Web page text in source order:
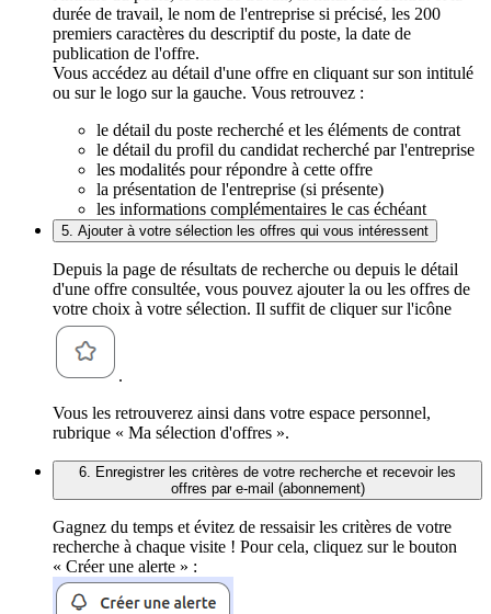
durée de travail, le nom de l'entreprise si précisé, les 200
premiers caractères du descriptif du poste, la date de
publication de l'offre.
Vous accédez au détail d'une offre en cliquant sur son intitulé
ou sur le logo sur la gauche. Vous retrouvez :
le détail du poste recherché et les éléments de contrat
le détail du profil du candidat recherché par l'entreprise
les modalités pour répondre à cette offre
la présentation de l'entreprise (si présente)
les informations complémentaires le cas échéant
5. Ajouter à votre sélection les offres qui vous intéressent
Depuis la page de résultats de recherche ou depuis le détail
d'une offre consultée, vous pouvez ajouter la ou les offres de
votre choix à votre sélection. Il suffit de cliquer sur l'icône
.
Vous les retrouverez ainsi dans votre espace personnel,
rubrique « Ma sélection d'offres ».
6. Enregistrer les critères de votre recherche et recevoir les
offres par e-mail (abonnement)
Gagnez du temps et évitez de ressaisir les critères de votre
recherche à chaque visite ! Pour cela, cliquez sur le bouton
« Créer une alerte » :